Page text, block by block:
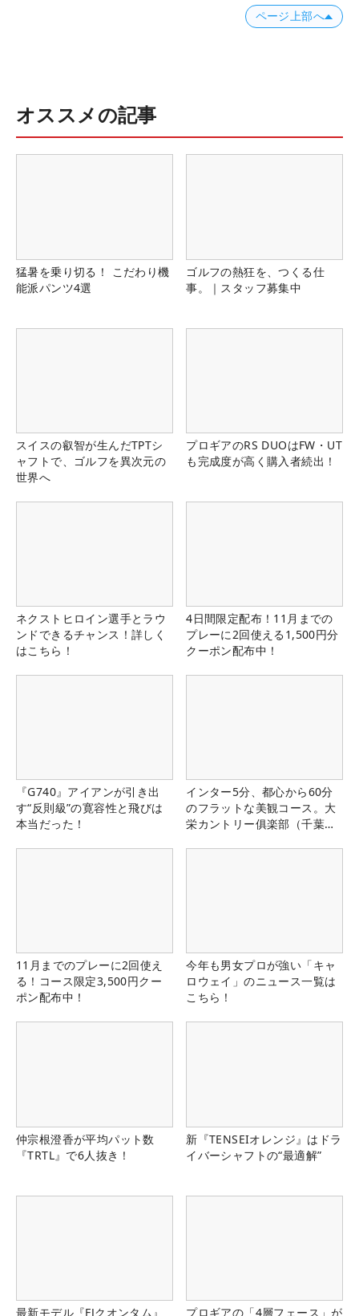
ページ上部へ
オススメの記事
猛暑を乗り切る！ こだわり機
能派パンツ4選
ゴルフの熱狂を、つくる仕
事。｜スタッフ募集中
スイスの叡智が生んだTPTシ
ャフトで、ゴルフを異次元の
世界へ
プロギアのRS DUOはFW・UT
も完成度が高く購入者続出！
ネクストヒロイン選手とラウ
ンドできるチャンス！詳しく
はこちら！
4日間限定配布！11月までの
プレーに2回使える1,500円分
クーポン配布中！
『G740』アイアンが引き出
す“反則級”の寛容性と飛びは
本当だった！
インター5分、都心から60分
のフラットな美観コース。大
栄カントリー俱楽部（千葉
11月までのプレーに2回使え
る！コース限定3,500円クー
ポン配布中！
今年も男女プロが強い「キャ
ロウェイ」のニュース一覧は
こちら！
仲宗根澄香が平均パット数
『TRTL』で6人抜き！
新『TENSEIオレンジ』はドラ
イバーシャフトの“最適解”
最新モデル『FJクオンタム』
プロギアの「4層フェース」が